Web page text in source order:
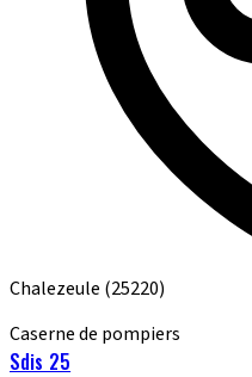
Chalezeule (25220)
Caserne de pompiers
Sdis 25